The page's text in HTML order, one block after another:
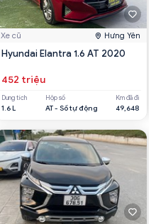
Xe cũ Hưng Yên
Hyundai Elantra 1.6 AT 2020
452 triệu
Dung tích
1.6 L
Hộp số
AT - Số tự động
Km đã đi
49,648